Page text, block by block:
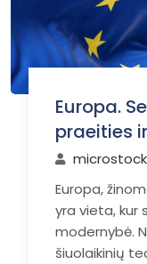
Europa.
praeities
Europa,
yra vieta, kur
modernybė.
šiuolaikinių